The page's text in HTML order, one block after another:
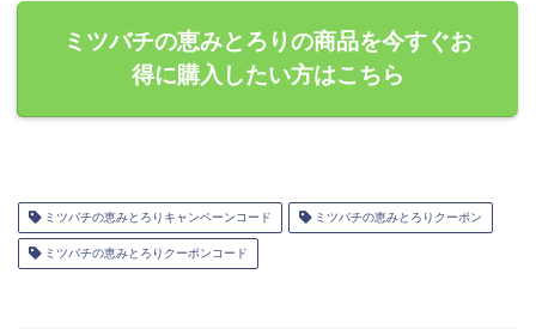
ミツバチの恵みとろりの商品を今すぐお
得に購入したい方はこちら
ミツバチの恵みとろりキャンペーンコード ミツバチの恵みとろりクーポン
ミツバチの恵みとろりクーポンコード